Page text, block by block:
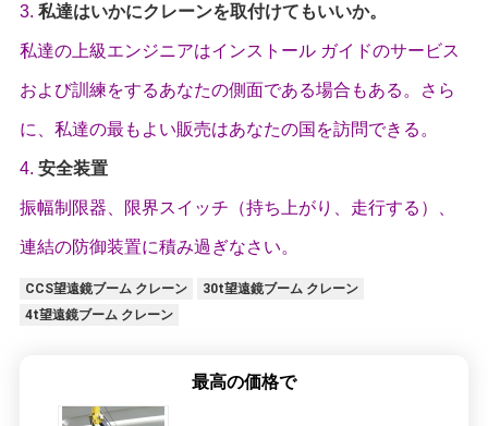
3. 私達はいかにクレーンを取付けてもいいか。
私達の上級エンジニアはインストール ガイドのサービス
および訓練をするあなたの側面である場合もある。さら
に、私達の最もよい販売はあなたの国を訪問できる。
4. 安全装置
振幅制限器、限界スイッチ（持ち上がり、走行する）、
連結の防御装置に積み過ぎなさい。
CCS望遠鏡ブーム クレーン
30t望遠鏡ブーム クレーン
4t望遠鏡ブーム クレーン
最高の価格で